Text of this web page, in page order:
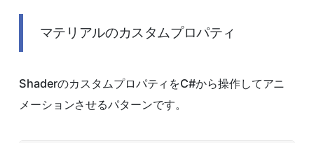
マテリアルのカスタムプロパティ
ShaderのカスタムプロパティをC#から操作してアニ
メーションさせるパターンです。